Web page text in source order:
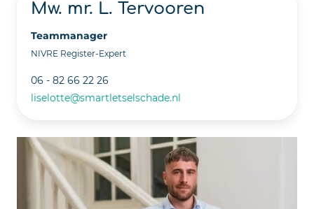
Mw. mr. L. Tervooren
Teammanager
NIVRE Register-Expert
06 - 82 66 22 26
liselotte@smartletselschade.nl